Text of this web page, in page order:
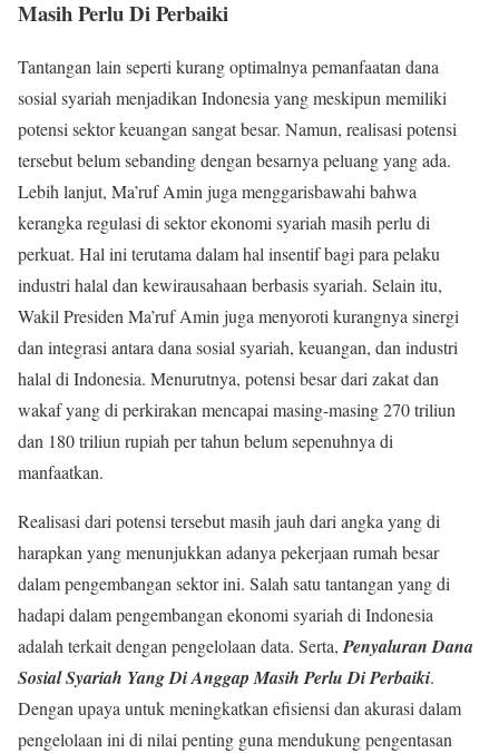
Masih Perlu Di Perbaiki
Tantangan lain seperti kurang optimalnya pemanfaatan dana
sosial syariah menjadikan Indonesia yang meskipun memiliki
potensi sektor keuangan sangat besar. Namun, realisasi potensi
tersebut belum sebanding dengan besarnya peluang yang ada.
Lebih lanjut, Ma’ruf Amin juga menggarisbawahi bahwa
kerangka regulasi di sektor ekonomi syariah masih perlu di
perkuat. Hal ini terutama dalam hal insentif bagi para pelaku
industri halal dan kewirausahaan berbasis syariah. Selain itu,
Wakil Presiden Ma’ruf Amin juga menyoroti kurangnya sinergi
dan integrasi antara dana sosial syariah, keuangan, dan industri
halal di Indonesia. Menurutnya, potensi besar dari zakat dan
wakaf yang di perkirakan mencapai masing-masing 270 triliun
dan 180 triliun rupiah per tahun belum sepenuhnya di
manfaatkan.
Realisasi dari potensi tersebut masih jauh dari angka yang di
harapkan yang menunjukkan adanya pekerjaan rumah besar
dalam pengembangan sektor ini. Salah satu tantangan yang di
hadapi dalam pengembangan ekonomi syariah di Indonesia
adalah terkait dengan pengelolaan data. Serta,Penyaluran Dana
Sosial Syariah Yang Di Anggap Masih Perlu Di Perbaiki.
Dengan upaya untuk meningkatkan efisiensi dan akurasi dalam
pengelolaan ini di nilai penting guna mendukung pengentasan